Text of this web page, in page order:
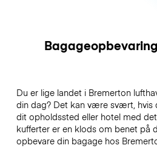
Du er lige landet i Bremerton
din dag? Det kan være svært, hvis
dit opholdssted eller hotel med
kufferter er en klods om benet på
opbevare din bagage hos